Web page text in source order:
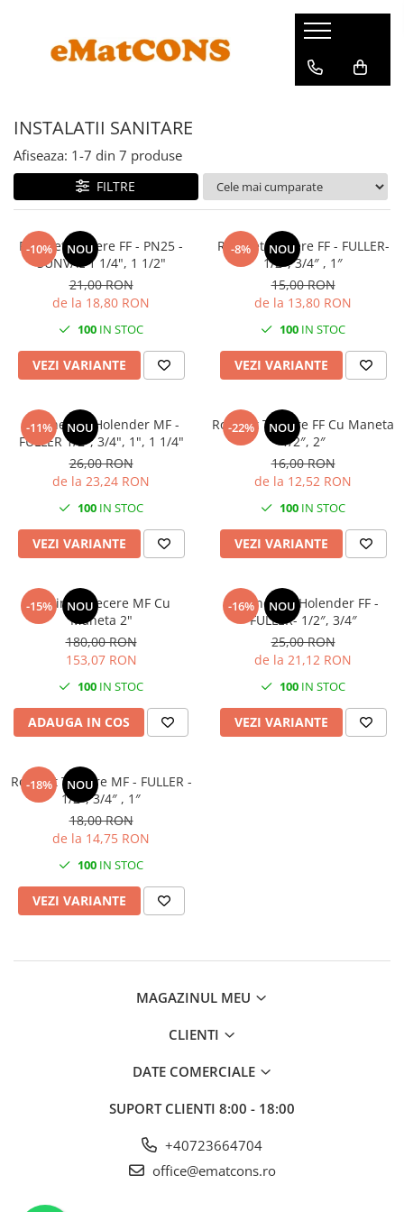
INSTALATII SANITARE
Afiseaza: 1-7 din 7 produse
FILTRE
-10% NOU
Robinet Trecere FF - PN25 -
SUNVAL 1 1/4", 1 1/2"
21,00 RON
de la 18,80 RON
100 IN STOC
VEZI VARIANTE
-8% NOU
Robinet Trecere FF - FULLER-
1/2″, 3/4″ , 1″
15,00 RON
de la 13,80 RON
100 IN STOC
VEZI VARIANTE
-11% NOU
Robinet Cu Holender MF -
FULLER 1/2", 3/4", 1", 1 1/4"
26,00 RON
de la 23,24 RON
100 IN STOC
VEZI VARIANTE
-22% NOU
Robinet Trecere FF Cu Maneta
1/2″, 2″
16,00 RON
de la 12,52 RON
100 IN STOC
VEZI VARIANTE
-15% NOU
Robinet Trecere MF Cu
Maneta 2"
180,00 RON
153,07 RON
100 IN STOC
ADAUGA IN COS
-16% NOU
Robinet Cu Holender FF -
FULLER- 1/2″, 3/4″
25,00 RON
de la 21,12 RON
100 IN STOC
VEZI VARIANTE
-18% NOU
Robinet Trecere MF - FULLER -
1/2″, 3/4″ , 1″
18,00 RON
de la 14,75 RON
100 IN STOC
VEZI VARIANTE
MAGAZINUL MEU
CLIENTI
DATE COMERCIALE
SUPORT CLIENTI 8:00 - 18:00
+40723664704
office@ematcons.ro